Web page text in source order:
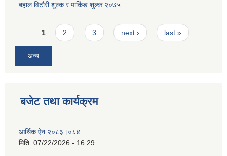
बहाल विटौरी शुल्क र पार्किङ शुल्क २०७५
Pages
1 2 3 next › last »
अन्य
बजेट तथा कार्यक्रम
आर्थिक ऐन २०८३।०८४
मिति: 07/22/2026 - 16:29